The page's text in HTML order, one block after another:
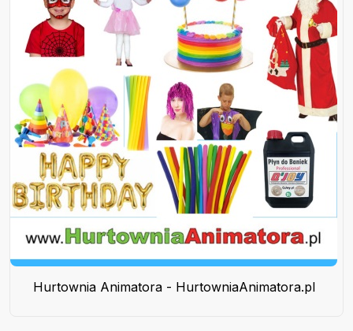
Hurtownia Animatora - HurtowniaAnimatora.pl